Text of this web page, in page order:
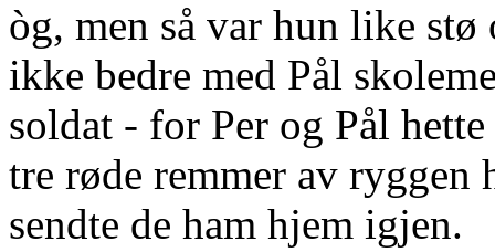
òg, men så var hun like
ikke bedre med Pål
soldat - for Per og Pål
tre røde remmer av ryggen
sendte de ham hjem igjen.